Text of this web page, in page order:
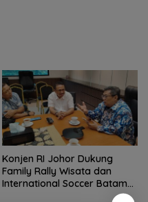
Konjen RI Johor Dukung
Family Rally Wisata dan
International Soccer Batam